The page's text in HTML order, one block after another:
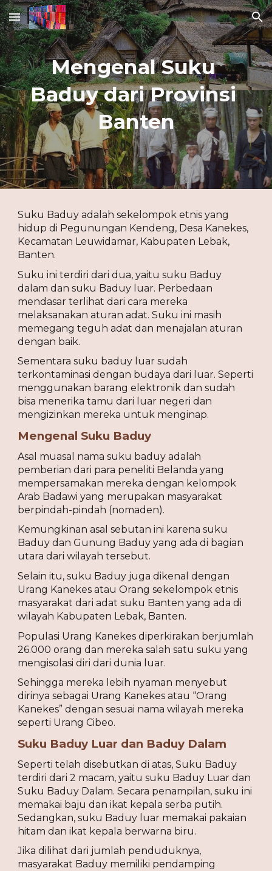
Skip to main content Skip to navigation
Mengenal Suku
Baduy dari Provinsi
Banten
Suku Baduy adalah sekelompok etnis yang
hidup di Pegunungan Kendeng, Desa Kanekes,
Kecamatan Leuwidamar, Kabupaten Lebak,
Banten.
Suku ini terdiri dari dua, yaitu suku Baduy
dalam dan suku Baduy luar. Perbedaan
mendasar terlihat dari cara mereka
melaksanakan aturan adat. Suku ini masih
memegang teguh adat dan menajalan aturan
dengan baik.
Sementara suku baduy luar sudah
terkontaminasi dengan budaya dari luar. Seperti
menggunakan barang elektronik dan sudah
bisa menerika tamu dari luar negeri dan
mengizinkan mereka untuk menginap.
Mengenal Suku Baduy
Asal muasal nama suku baduy adalah
pemberian dari para peneliti Belanda yang
mempersamakan mereka dengan kelompok
Arab Badawi yang merupakan masyarakat
berpindah-pindah (nomaden).
Kemungkinan asal sebutan ini karena suku
Baduy dan Gunung Baduy yang ada di bagian
utara dari wilayah tersebut.
Selain itu, suku Baduy juga dikenal dengan
Urang Kanekes atau Orang sekelompok etnis
masyarakat dari adat suku Banten yang ada di
wilayah Kabupaten Lebak, Banten.
Populasi Urang Kanekes diperkirakan berjumlah
26.000 orang dan mereka salah satu suku yang
mengisolasi diri dari dunia luar.
Sehingga mereka lebih nyaman menyebut
dirinya sebagai Urang Kanekes atau “Orang
Kanekes” dengan sesuai nama wilayah mereka
seperti Urang Cibeo.
Suku Baduy Luar dan Baduy Dalam
Seperti telah disebutkan di atas, Suku Baduy
terdiri dari 2 macam, yaitu suku Baduy Luar dan
Suku Baduy Dalam. Secara penampilan, suku ini
memakai baju dan ikat kepala serba putih.
Sedangkan, suku Baduy luar memakai pakaian
hitam dan ikat kepala berwarna biru.
Jika dilihat dari jumlah penduduknya,
masyarakat Baduy memiliki pendamping